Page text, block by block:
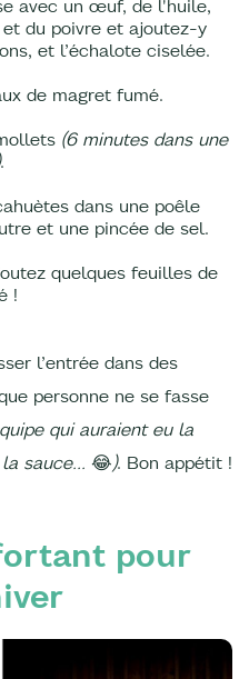
avec un œuf, de l'huile,
du poivre et ajoutez-y
et l’échalote ciselée.
de magret fumé.
(6 minutes dans une
.
dans une poêle
et une pincée de sel.
quelques feuilles de
!
l’entrée dans des
personne ne se fasse
qui auraient eu la
sauce... 😂). Bon appétit !
pour